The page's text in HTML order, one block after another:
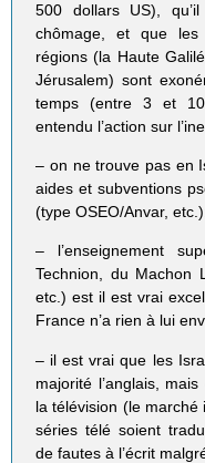
500 dollars US), qu’il
chômage, et que les
régions (la Haute
Jérusalem) sont
temps (entre 3 et
entendu l’action sur
– on ne trouve pas en
aides et subventions
(type OSEO/Anvar,
– l’enseignement
Technion, du Machon
etc.) est il est vrai
France n’a rien à lui
– il est vrai que les
majorité l’anglais,
la télévision (le
séries télé soient
de fautes à l’écrit